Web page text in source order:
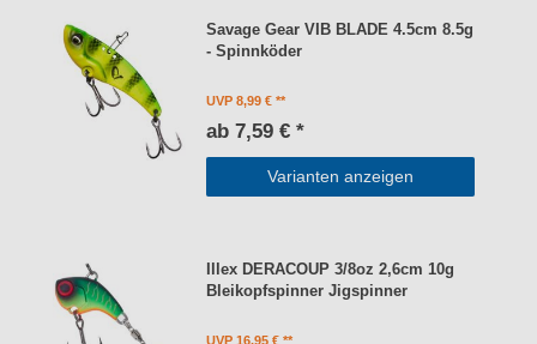
Savage Gear VIB BLADE 4.5cm 8.5g
- Spinnköder
UVP 8,99 €
ab 7,59 € *
Varianten anzeigen
Illex DERACOUP 3/8oz 2,6cm 10g
Bleikopfspinner Jigspinner
UVP 16,95 €